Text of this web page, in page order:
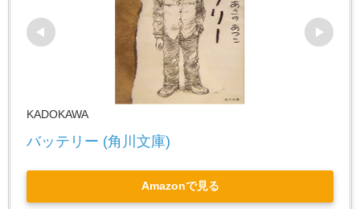
KADOKAWA
バッテリー (角川文庫)
Amazonで見る